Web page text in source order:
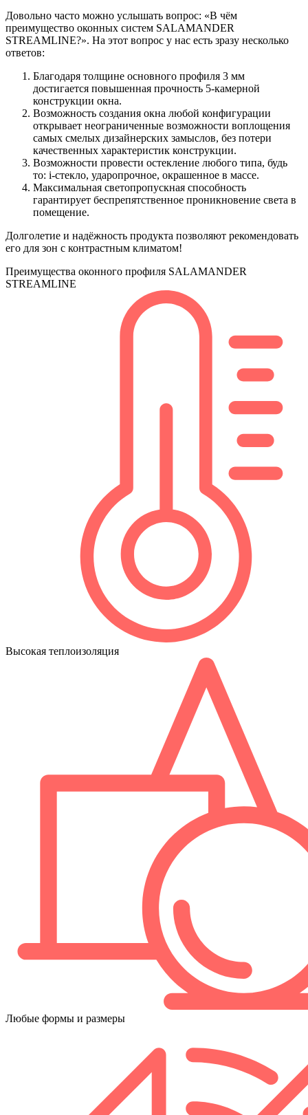
Довольно часто можно услышать вопрос: «В чём
преимущество оконных систем SALAMANDER
STREAMLINE?». На этот вопрос у нас есть зразу несколько
ответов:
Благодаря толщине основного профиля 3 мм
достигается повышенная прочность 5-камерной
конструкции окна.
Возможность создания окна любой конфигурации
открывает неограниченные возможности воплощения
самых смелых дизайнерских замыслов, без потери
качественных характеристик конструкции.
Возможности провести остекление любого типа, будь
то: i-стекло, ударопрочное, окрашенное в массе.
Максимальная светопропускная способность
гарантирует беспрепятственное проникновение света в
помещение.
Долголетие и надёжность продукта позволяют рекомендовать
его для зон с контрастным климатом!
Преимущества оконного профиля SALAMANDER
STREAMLINE
Высокая теплоизоляция
Любые формы и размеры